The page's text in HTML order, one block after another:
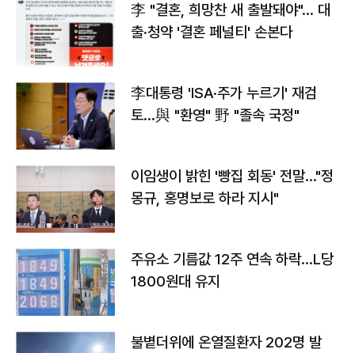
李 "결혼, 희망찬 새 출발돼야"… 대
출·청약 '결혼 페널티' 손본다
李대통령 'ISA·주가 누르기' 재검
토…與 "환영" 野 "졸속 국정"
이임생이 밝힌 '빵집 회동' 전말…"정
몽규, 홍명보로 하라 지시"
주유소 기름값 12주 연속 하락…L당
1800원대 유지
불볕더위에 온열질환자 202명 발